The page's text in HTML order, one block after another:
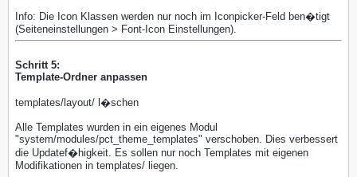
Info: Die Icon Klassen werden nur noch im Iconpicker-Feld ben�tigt
(Seiteneinstellungen > Font-Icon Einstellungen).
Schritt 5:
Template-Ordner anpassen
templates/layout/ l�schen
Alle Templates wurden in ein eigenes Modul
"system/modules/pct_theme_templates" verschoben. Dies verbessert
die Updatef�higkeit. Es sollen nur noch Templates mit eigenen
Modifikationen in templates/ liegen.